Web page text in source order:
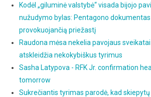
Kodėl „giluminė valstybė“ visada bijojo
nužudymo bylas: Pentagono
provokuojančią priežastį
Raudona mėsa nekelia pavojaus
atskleidžia nekokybiškus tyrimus
Sasha Latypova - RFK Jr. confirmation
tomorrow
Sukrečiantis tyrimas parodė, kad